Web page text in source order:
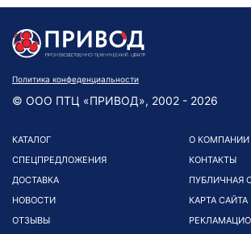
Политика конфеденциальности
© ООО ПТЦ «ПРИВОД», 2002 - 2026
КАТАЛОГ
СПЕЦПРЕДЛОЖЕНИЯ
ДОСТАВКА
НОВОСТИ
ОТЗЫВЫ
О КОМПАНИИ
КОНТАКТЫ
ПУБЛИЧНАЯ
КАРТА САЙТА